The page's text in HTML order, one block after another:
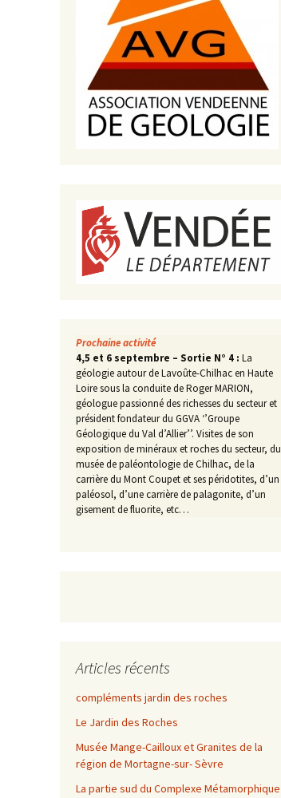
Lames minces de roches
Paysages, affleurements
Prochaine activité
4,5 et 6 septembre – Sortie N° 4 : La
géologie autour de Lavoûte-Chilhac en Haute
Loire sous la conduite de Roger MARION,
géologue passionné des richesses du secteur et
président fondateur du GGVA ‘’Groupe
Géologique du Val d’Allier’’. Visites de son
exposition de minéraux et roches du secteur, du
musée de paléontologie de Chilhac, de la
carrière du Mont Coupet et ses péridotites, d’un
paléosol, d’une carrière de palagonite, d’un
gisement de fluorite, etc…
Articles récents
compléments jardin des roches
Le Jardin des Roches
Musée Mange-Cailloux et Granites de la
région de Mortagne-sur- Sèvre
La partie sud du Complexe Métamorphique